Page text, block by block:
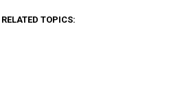
RELATED TOPICS: